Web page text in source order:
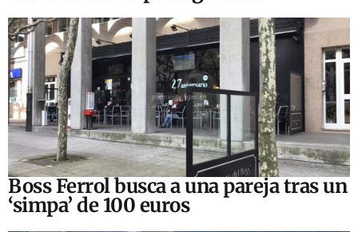
Boss Ferrol busca a una pareja tras un
‘simpa’ de 100 euros